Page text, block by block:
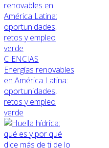
CIENCIAS
Energías renovables
en América Latina:
oportunidades,
retos y empleo
verde